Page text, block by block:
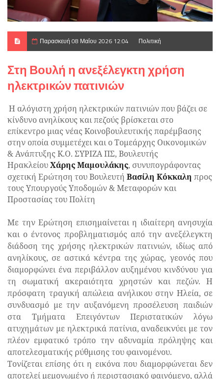
Παρασκευή 08 Μαΐου 2026 12:04 Πολιτική
Στη Βουλή η ανεξέλεγκτη χρήση
ηλεκτρικών πατινιών
Η αλόγιστη χρήση ηλεκτρικών πατινιών που βάζει σε
κίνδυνο ανηλίκους και πεζούς βρίσκεται στο
επίκεντρο μιας νέας Κοινοβουλευτικής παρέμβασης
στην οποία συμμετέχει και ο Τομεάρχης Οικονομικών
& Ανάπτυξης Κ.Ο. ΣΥΡΙΖΑ ΠΣ, Βουλευτής
ΗρακλείουΧάρης Μαμουλάκης, συνυπογράφοντας
σχετική Ερώτηση του Βουλευτή Βασίλη Κόκκαλη προς
τους Υπουργούς Υποδομών & Μεταφορών και
Προστασίας του Πολίτη
Με την Ερώτηση επισημαίνεται η ιδιαίτερη ανησυχία
και ο έντονος προβληματισμός από την ανεξέλεγκτη
διάδοση της χρήσης ηλεκτρικών πατινιών, ιδίως από
ανηλίκους, σε αστικά κέντρα της χώρας, γεονός που
διαμορφώνει ένα περιβάλλον αυξημένου κινδύνου για
τη σωματική ακεραιότητα χρηστών και πεζών. Η
πρόσφατη τραγική απώλεια ανήλικου στην Ηλεία, σε
συνδυασμό με την αυξανόμενη προσέλευση παιδιών
στα Τμήματα Επειγόντων Περιστατικών λόγω
ατυχημάτων με ηλεκτρικά πατίνια, αναδεικνύει με τον
πλέον εμφατικό τρόπο την αδυναμία πρόληψης και
αποτελεσματικής ρύθμισης του φαινομένου.
Τονίζεται επίσης ότι η εικόνα που διαμορφώνεται δεν
αποτελεί μεμονωμένο ή περιστασιακό φαινόμενο, αλλά